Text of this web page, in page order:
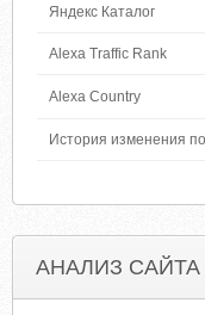
Яндекс Каталог
Alexa Traffic Rank
Alexa Country
История изменения
АНАЛИЗ САЙТА